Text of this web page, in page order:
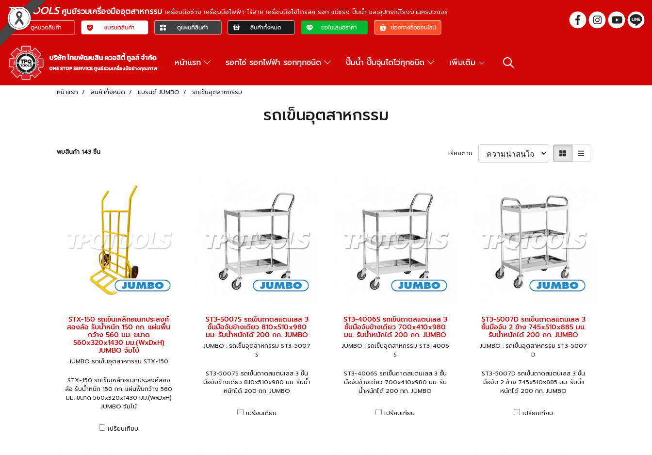
TPQTOOLSศูนย์รวมเครื่องมืออุตสาหกรรม เครื่องมือช่าง เครื่องมือไฟฟ้า-ไร้สาย เครื่องมือไฮโดรลิค รอก แม่แรง ปั๊มน้ำ และอุปกรณ์โรงงานครบวงจร
หน้าแรก รอกโซ่ รอกไฟฟ้า รอกทุกชนิด ปั๊มน้ำ ปั๊มจุ่มไดโว่ทุกชนิด เพิ่มเติม
หน้าแรก สินค้าทั้งหมด แบรนด์ JUMBO รถเข็นอุตสาหกรรม
รถเข็นอุตสาหกรรม
พบสินค้า 143 ชิ้น เรียงตาม
STX-150 รถเข็นเหล็กอเนกประสงค์
สองล้อ รับน้ำหนัก 150 กก. แผ่นพื้น
กว้าง 560 มม. ขนาด
560x320x1430 มม.(WxDxH)
JUMBO จัมโบ้
JUMBO รถเข็นอุตสาหกรรม STX-150
STX-150 รถเข็นเหล็กอเนกประสงค์สอง
ล้อ รับน้ำหนัก 150 กก. แผ่นพื้นกว้าง 560
มม. ขนาด 560x320x1430 มม.(WxDxH)
JUMBO จัมโบ้
เปรียบเทียบ
ST3-5007S รถเข็นถาดสแตนเลส 3
ชั้นมือจับข้างเดียว 810x510x980
มม. รับน้ำหนักได้ 200 กก. JUMBO
JUMBO : รถเข็นอุตสาหกรรม ST3-5007
S
ST3-5007S รถเข็นถาดสแตนเลส 3 ชั้น
มือจับข้างเดียว 810x510x980 มม. รับน้ำ
หนักได้ 200 กก. JUMBO
เปรียบเทียบ
ST3-4006S รถเข็นถาดสแตนเลส 3
ชั้นมือจับข้างเดียว 700x410x980
มม. รับน้ำหนักได้ 200 กก. JUMBO
JUMBO : รถเข็นอุตสาหกรรม ST3-4006
S
ST3-4006S รถเข็นถาดสแตนเลส 3 ชั้น
มือจับข้างเดียว 700x410x980 มม. รับ
น้ำหนักได้ 200 กก. JUMBO
เปรียบเทียบ
ST3-5007D รถเข็นถาดสแตนเลส 3
ชั้นมือจับ 2 ข้าง 745x510x885 มม.
รับน้ำหนักได้ 200 กก. JUMBO
JUMBO : รถเข็นอุตสาหกรรม ST3-5007
D
ST3-5007D รถเข็นถาดสแตนเลส 3 ชั้น
มือจับ 2 ข้าง 745x510x885 มม. รับน้ำ
หนักได้ 200 กก. JUMBO
เปรียบเทียบ